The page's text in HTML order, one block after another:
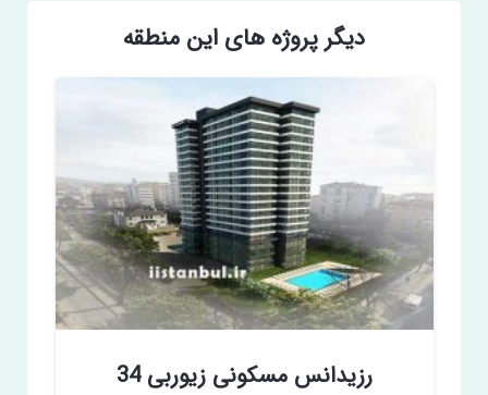
دیگر پروژه های این منطقه
رزیدانس مسکونی زیوربی 34